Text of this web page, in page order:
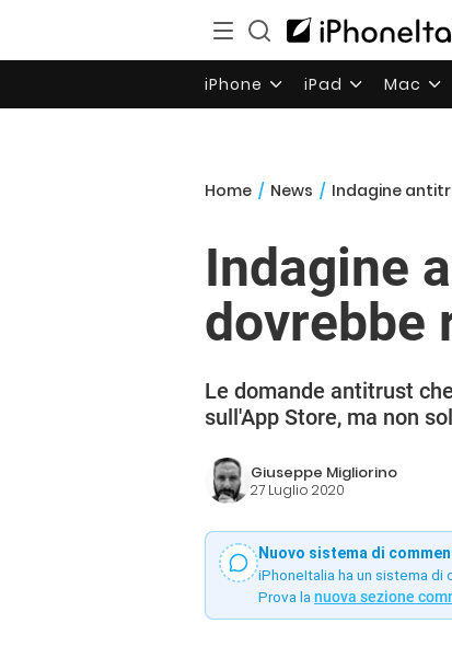
iPhone iPad Mac
Home / News / Indagine
Indagine
dovrebbe
Le domande antitrust
sull'App Store, ma non
Giuseppe Migliorino
27 Luglio 2020
Nuovo sistema di
iPhoneItalia ha un sistema
Prova la nuova sezione